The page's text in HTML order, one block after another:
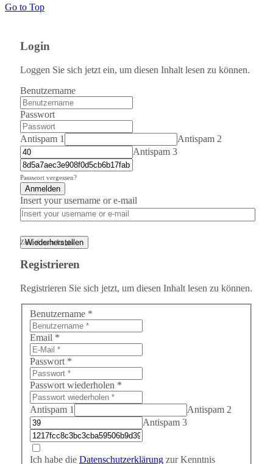
Go to Top
Login
Loggen Sie sich jetzt ein, um diesen Inhalt lesen zu können.
Benutzername
Passwort
Antispam 1
Antispam 2
Antispam 3
Passwort vergessen?
Anmelden
Insert your username or e-mail
Zurück zum Login
Wiederherstellen
Registrieren
Registrieren Sie sich jetzt, um diesen Inhalt lesen zu können.
Benutzername *
Email *
Passwort *
Passwort wiederholen *
Antispam 1
Antispam 2
Antispam 3
Ich habe die Datenschutzerklärung zur Kenntnis